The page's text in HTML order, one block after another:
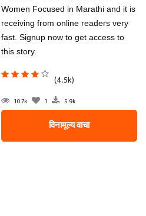
Women Focused in Marathi and it is
receiving from online readers very
fast. Signup now to get access to
this story.
(4.5k)
10.7k 1 5.9k
विनामूल्य वाचा